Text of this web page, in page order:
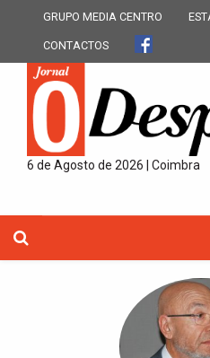
GRUPO MEDIA CENTRO
CONTACTOS
6 de Agosto de 2026 | Coimbra